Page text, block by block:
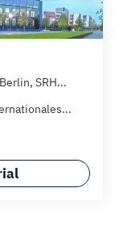
SRH...